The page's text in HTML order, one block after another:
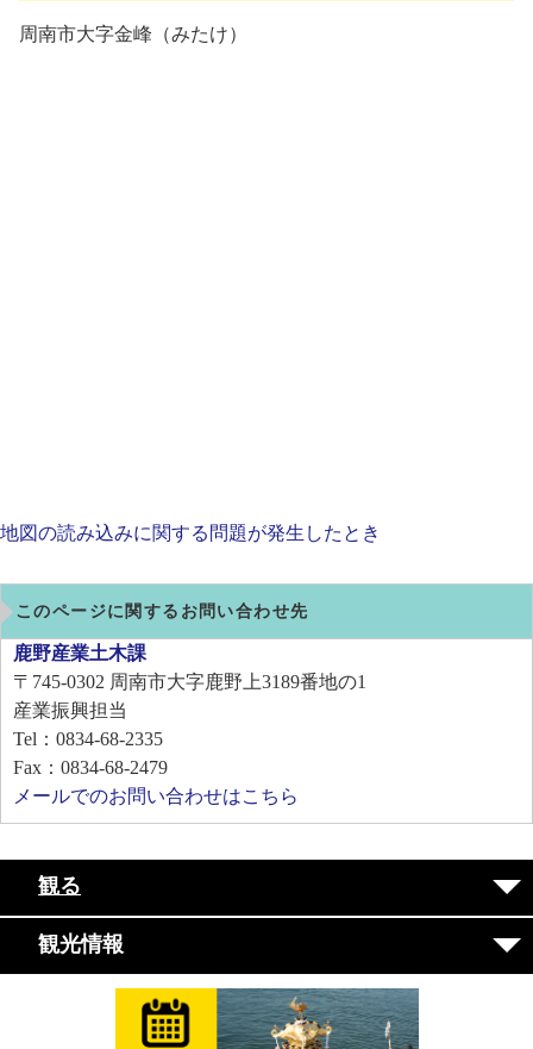
観る
観光情報
周南市大字金峰（みたけ）
地図の読み込みに関する問題が発生したとき
このページに関するお問い合わせ先
鹿野産業土木課
〒745-0302 周南市大字鹿野上3189番地の1
産業振興担当
Tel：0834-68-2335
Fax：0834-68-2479
メールでのお問い合わせはこちら